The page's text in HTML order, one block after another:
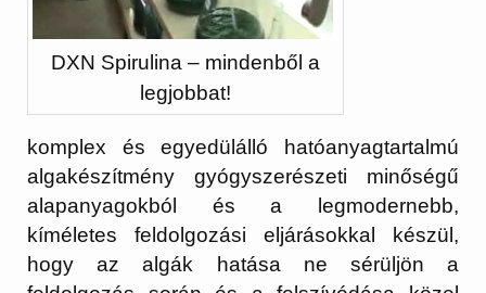
DXN Spirulina – mindenből a
legjobbat!
komplex és egyedülálló hatóanyagtartalmú
algakészítmény gyógyszerészeti minőségű
alapanyagokból és a legmodernebb,
kíméletes feldolgozási eljárásokkal készül,
hogy az algák hatása ne sérüljön a